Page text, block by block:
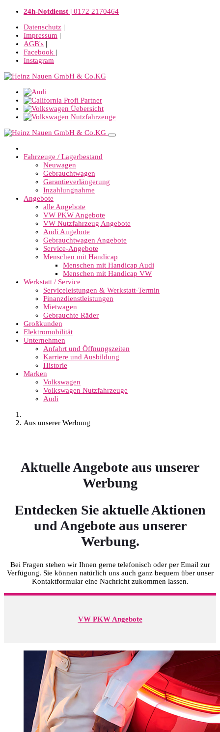
24h-Notdienst | 0172 2170464
Datenschutz |
Impressum |
AGB's |
Facebook |
Instagram
Fahrzeuge / Lagerbestand
Neuwagen
Gebrauchtwagen
Garantieverlängerung
Inzahlungnahme
Angebote
alle Angebote
VW PKW Angebote
VW Nutzfahrzeug Angebote
Audi Angebote
Gebrauchtwagen Angebote
Service-Angebote
Menschen mit Handicap
Menschen mit Handicap Audi
Menschen mit Handicap VW
Werkstatt / Service
Serviceleistungen & Werkstatt-Termin
Finanzdienstleistungen
Mietwagen
Gebrauchte Räder
Großkunden
Elektromobilität
Unternehmen
Anfahrt und Öffnungszeiten
Karriere und Ausbildung
Historie
Marken
Volkswagen
Volkswagen Nutzfahrzeuge
Audi
Aus unserer Werbung
Aktuelle Angebote aus unserer
Werbung
Entdecken Sie aktuelle Aktionen
und Angebote aus unserer
Werbung.
Bei Fragen stehen wir Ihnen gerne telefonisch oder per Email zur
Verfügung. Sie können natürlich uns auch ganz bequem über unser
Kontaktformular eine Nachricht zukommen lassen.
VW PKW Angebote